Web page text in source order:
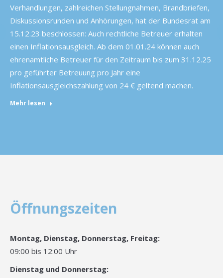
Verhandlungen, zahlreichen Stellungnahmen, Brandbriefen,
Diskussionsrunden und Anhörungen, hat der Bundesrat am
15.12.23 beschlossen: Auch rechtliche Betreuer erhalten
einen Inflationsausgleich. Ab dem 01.01.24 können auch
ehrenamtliche Betreuer für den Zeitraum bis zum 31.12.25
pro geführter Betreuung pro Jahr eine
Inflationsausgleichszahlung von 24 € geltend machen.
Mehr lesen
Öffnungszeiten
Montag, Dienstag, Donnerstag, Freitag:
09:00 bis 12:00 Uhr
Dienstag und Donnerstag: